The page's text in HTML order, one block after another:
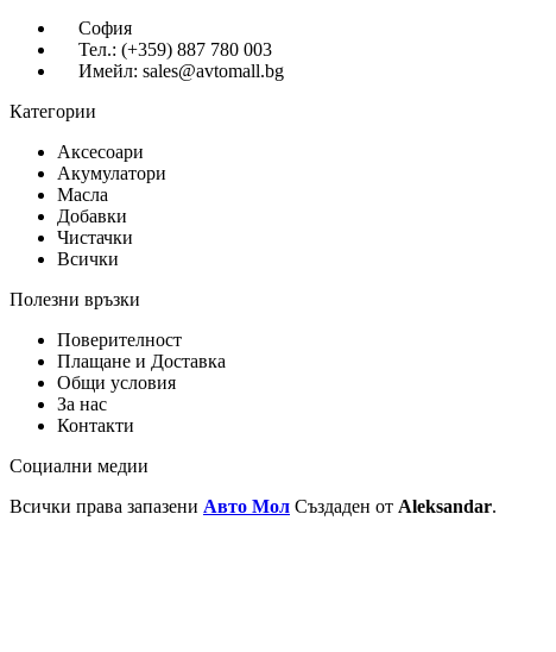
София
Тел.: (+359) 887 780 003
Имейл: sales@avtomall.bg
Категории
Аксесоари
Акумулатори
Масла
Добавки
Чистачки
Всички
Полезни връзки
Поверителност
Плащане и Доставка
Общи условия
За нас
Контакти
Социални медии
Всички права запазени Авто Мол Създаден от Aleksandar.